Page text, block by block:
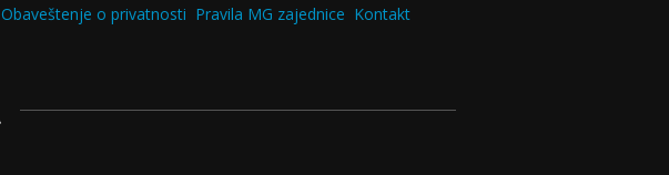
Obaveštenje o privatnosti Pravila MG zajednice Kontakt